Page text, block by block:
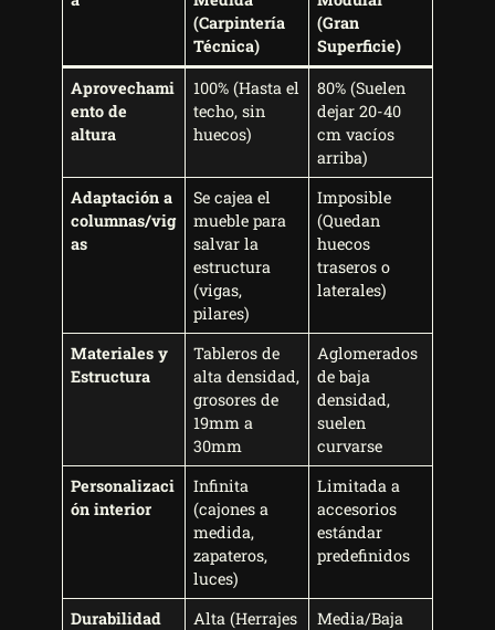
(Carpintería
Técnica)
(Gran
Superficie)
Aprovechami
ento de
altura
100% (Hasta el
techo, sin
huecos)
80% (Suelen
dejar 20-40
cm vacíos
arriba)
Adaptación a
columnas/vig
as
Se cajea el
mueble para
salvar la
estructura
(vigas,
pilares)
Imposible
(Quedan
huecos
traseros o
laterales)
Materiales y
Estructura
Tableros de
alta densidad,
grosores de
19mm a
30mm
Aglomerados
de baja
densidad,
suelen
curvarse
Personalizaci
ón interior
Infinita
(cajones a
medida,
zapateros,
luces)
Limitada a
accesorios
estándar
predefinidos
Durabilidad
Alta (Herrajes
Media/Baja